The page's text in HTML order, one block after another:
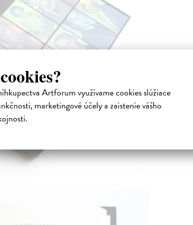
Artforum využívame cookies slúžiace
marketingové účely a zaistenie vášho